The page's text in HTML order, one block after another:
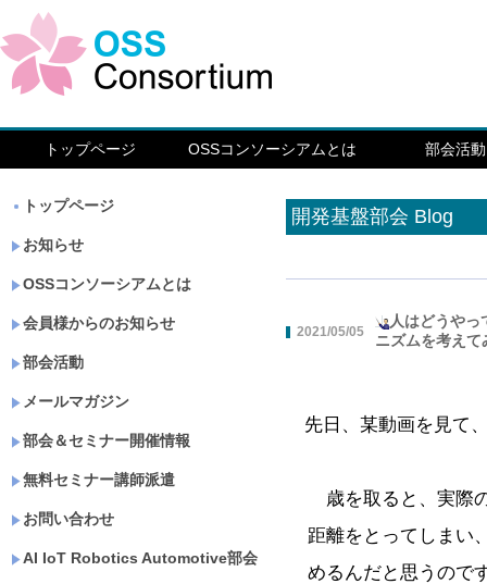
トップページ OSSコンソーシアムとは 部会活動
トップページ
お知らせ
OSSコンソーシアムとは
会員様からのお知らせ
部会活動
メールマガジン
部会＆セミナー開催情報
無料セミナー講師派遣
お問い合わせ
AI IoT Robotics Automotive部会
開発基盤部会 Blog
2021/05/05
人はどうや
ニズムを考えて
先日、某動画を見て
歳を取ると、実際
距離をとってしまい
めるんだと思うので